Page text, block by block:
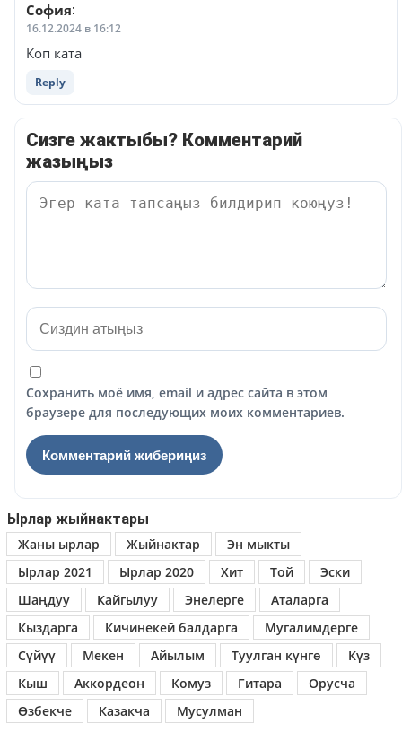
София:
16.12.2024 в 16:12
Коп ката
Reply
Сизге жактыбы? Комментарий
жазыңыз
Сохранить моё имя, email и адрес сайта в этом
браузере для последующих моих комментариев.
Ырлар жыйнактары
Жаны ырлар
Жыйнактар
Эн мыкты
Ырлар 2021
Ырлар 2020 Хит Той
Эски
Шаңдуу
Кайгылуу Энелерге
Аталарга
Кыздарга
Кичинекей балдарга
Мугалимдерге
Сүйүү
Мекен Айылым Туулган күнгө
Күз
Кыш
Аккордеон Комуз Гитара
Орусча
Өзбекче
Казакча Мусулман